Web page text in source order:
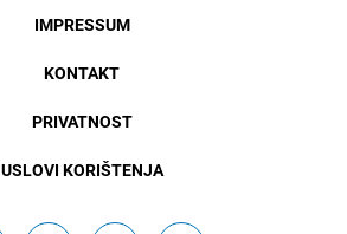
IMPRESSUM
KONTAKT
PRIVATNOST
USLOVI KORIŠTENJA